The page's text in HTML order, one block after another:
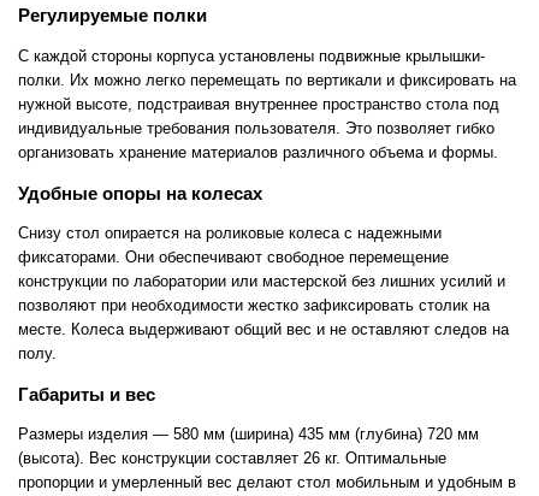
Регулируемые полки
С каждой стороны корпуса установлены подвижные крылышки-
полки. Их можно легко перемещать по вертикали и фиксировать на
нужной высоте, подстраивая внутреннее пространство стола под
индивидуальные требования пользователя. Это позволяет гибко
организовать хранение материалов различного объема и формы.
Удобные опоры на колесах
Снизу стол опирается на роликовые колеса с надежными
фиксаторами. Они обеспечивают свободное перемещение
конструкции по лаборатории или мастерской без лишних усилий и
позволяют при необходимости жестко зафиксировать столик на
месте. Колеса выдерживают общий вес и не оставляют следов на
полу.
Габариты и вес
Размеры изделия — 580 мм (ширина) 435 мм (глубина) 720 мм
(высота). Вес конструкции составляет 26 кг. Оптимальные
пропорции и умерленный вес делают стол мобильным и удобным в